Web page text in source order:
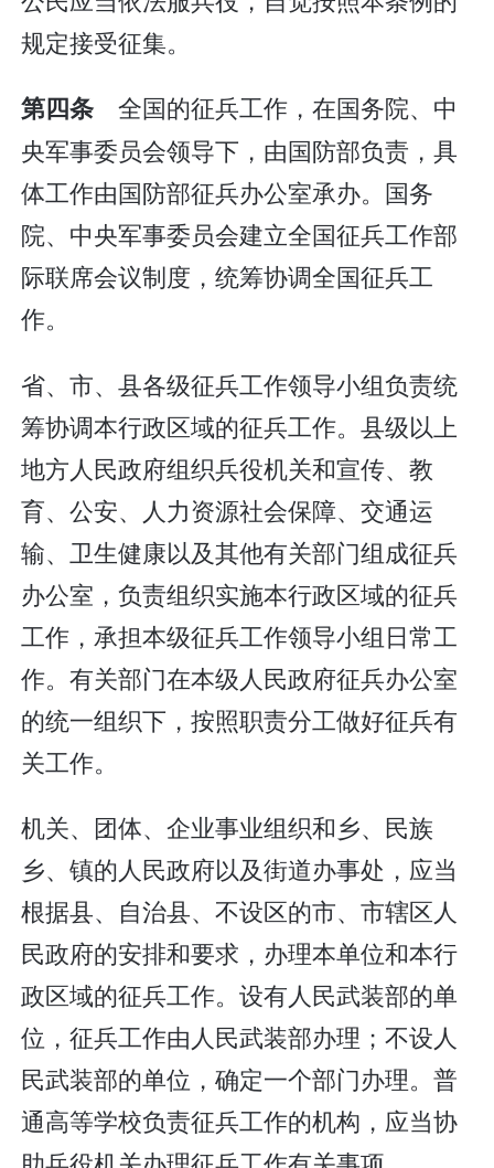
规定接受征集。
第四条 全国的征兵工作，在国务院、中
央军事委员会领导下，由国防部负责，具
体工作由国防部征兵办公室承办。国务
院、中央军事委员会建立全国征兵工作部
际联席会议制度，统筹协调全国征兵工
作。
省、市、县各级征兵工作领导小组负责统
筹协调本行政区域的征兵工作。县级以上
地方人民政府组织兵役机关和宣传、教
育、公安、人力资源社会保障、交通运
输、卫生健康以及其他有关部门组成征兵
办公室，负责组织实施本行政区域的征兵
工作，承担本级征兵工作领导小组日常工
作。有关部门在本级人民政府征兵办公室
的统一组织下，按照职责分工做好征兵有
关工作。
机关、团体、企业事业组织和乡、民族
乡、镇的人民政府以及街道办事处，应当
根据县、自治县、不设区的市、市辖区人
民政府的安排和要求，办理本单位和本行
政区域的征兵工作。设有人民武装部的单
位，征兵工作由人民武装部办理；不设人
民武装部的单位，确定一个部门办理。普
通高等学校负责征兵工作的机构，应当协